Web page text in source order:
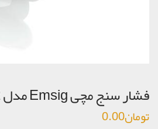
فشار سنج مچی Emsig مدل BW52
تومان0.00